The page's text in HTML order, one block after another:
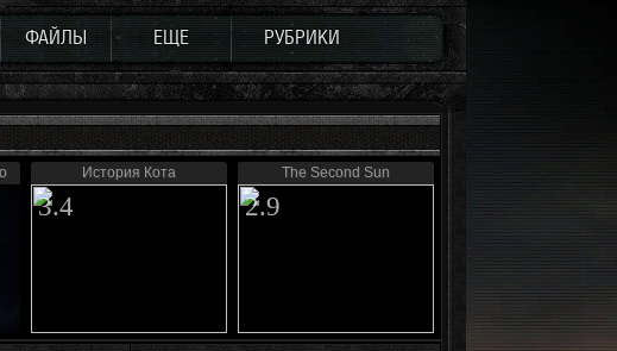
ФАЙЛЫ ЕЩЕ РУБРИКИ
История Кота
3.4
The Second Sun
2.9